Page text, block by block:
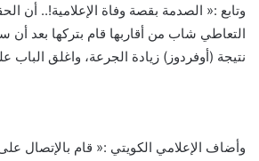
وتابع :« الصدمة بقصة وفاة الإعلامية!.. أن
التعاطي شاب من أقاربها قام بتركها بعد
نتيجة (أوفردوز) زيادة الجرعة، واغلق الباب
وأضاف الإعلامي الكويتي :« قام بالإتصال على